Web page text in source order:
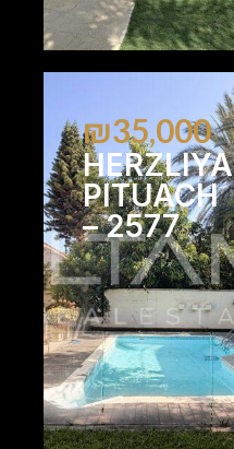
₪35,000
HERZLIYA
PITUACH
– 2577
5 3